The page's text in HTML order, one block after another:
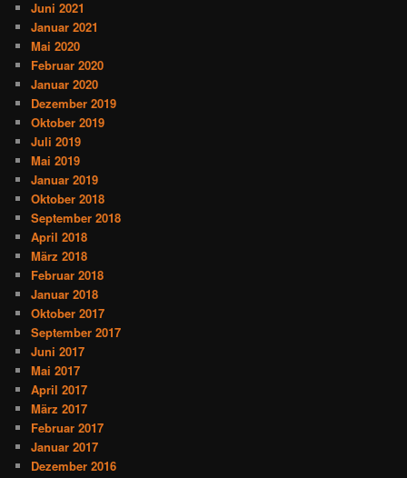
Juni 2021
Januar 2021
Mai 2020
Februar 2020
Januar 2020
Dezember 2019
Oktober 2019
Juli 2019
Mai 2019
Januar 2019
Oktober 2018
September 2018
April 2018
März 2018
Februar 2018
Januar 2018
Oktober 2017
September 2017
Juni 2017
Mai 2017
April 2017
März 2017
Februar 2017
Januar 2017
Dezember 2016